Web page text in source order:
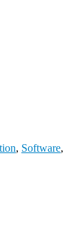
, Software,